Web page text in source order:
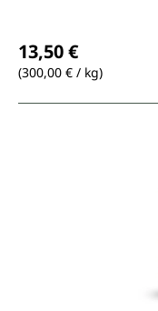
13,50 €
(300,00 € / kg)